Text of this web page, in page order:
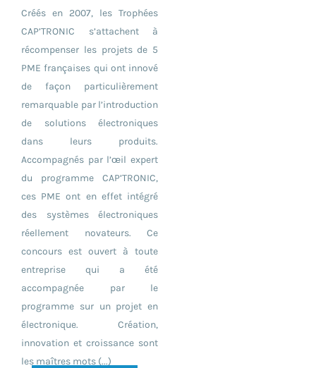
Créés en 2007, les Trophées
CAP’TRONIC s’attachent à
récompenser les projets de 5
PME françaises qui ont innové
de façon particulièrement
remarquable par l’introduction
de solutions électroniques
dans leurs produits.
Accompagnés par l’œil expert
du programme CAP’TRONIC,
ces PME ont en effet intégré
des systèmes électroniques
réellement novateurs. Ce
concours est ouvert à toute
entreprise qui a été
accompagnée par le
programme sur un projet en
électronique. Création,
innovation et croissance sont
les maîtres mots (...)